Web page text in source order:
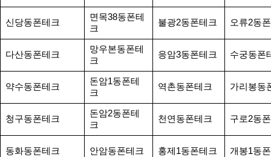
신당동폰테크
면목38동폰테
크
불광2동폰테크 오류2동
다산동폰테크
망우본동폰테
크
응암3동폰테크 수궁동폰
약수동폰테크
돈암1동폰테
크
역촌동폰테크 가리봉동
청구동폰테크
돈암2동폰테
크
천연동폰테크 구로2동
동화동폰테크 안암동폰테크 홍제1동폰테크 개봉1동